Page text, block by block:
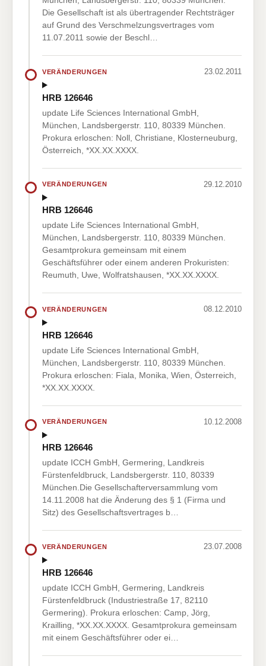
Die Gesellschaft ist als übertragender Rechtsträger
auf Grund des Verschmelzungsvertrages vom
11.07.2011 sowie der Beschl…
VERÄNDERUNGEN 23.02.2011
HRB 126646
update Life Sciences International GmbH,
München, Landsbergerstr. 110, 80339 München.
Prokura erloschen: Noll, Christiane, Klosterneuburg,
Österreich, *XX.XX.XXXX.
VERÄNDERUNGEN 29.12.2010
HRB 126646
update Life Sciences International GmbH,
München, Landsbergerstr. 110, 80339 München.
Gesamtprokura gemeinsam mit einem
Geschäftsführer oder einem anderen Prokuristen:
Reumuth, Uwe, Wolfratshausen, *XX.XX.XXXX.
VERÄNDERUNGEN 08.12.2010
HRB 126646
update Life Sciences International GmbH,
München, Landsbergerstr. 110, 80339 München.
Prokura erloschen: Fiala, Monika, Wien, Österreich,
*XX.XX.XXXX.
VERÄNDERUNGEN 10.12.2008
HRB 126646
update ICCH GmbH, Germering, Landkreis
Fürstenfeldbruck, Landsbergerstr. 110, 80339
München.Die Gesellschafterversammlung vom
14.11.2008 hat die Änderung des § 1 (Firma und
Sitz) des Gesellschaftsvertrages b…
VERÄNDERUNGEN 23.07.2008
HRB 126646
update ICCH GmbH, Germering, Landkreis
Fürstenfeldbruck (Industriestraße 17, 82110
Germering). Prokura erloschen: Camp, Jörg,
Krailling, *XX.XX.XXXX. Gesamtprokura gemeinsam
mit einem Geschäftsführer oder ei…